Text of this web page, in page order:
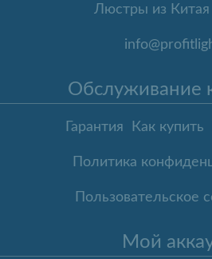
Люстры из Китая
Обслуживание
Гарантия Как купить
Политика
Пользовательское
Мой